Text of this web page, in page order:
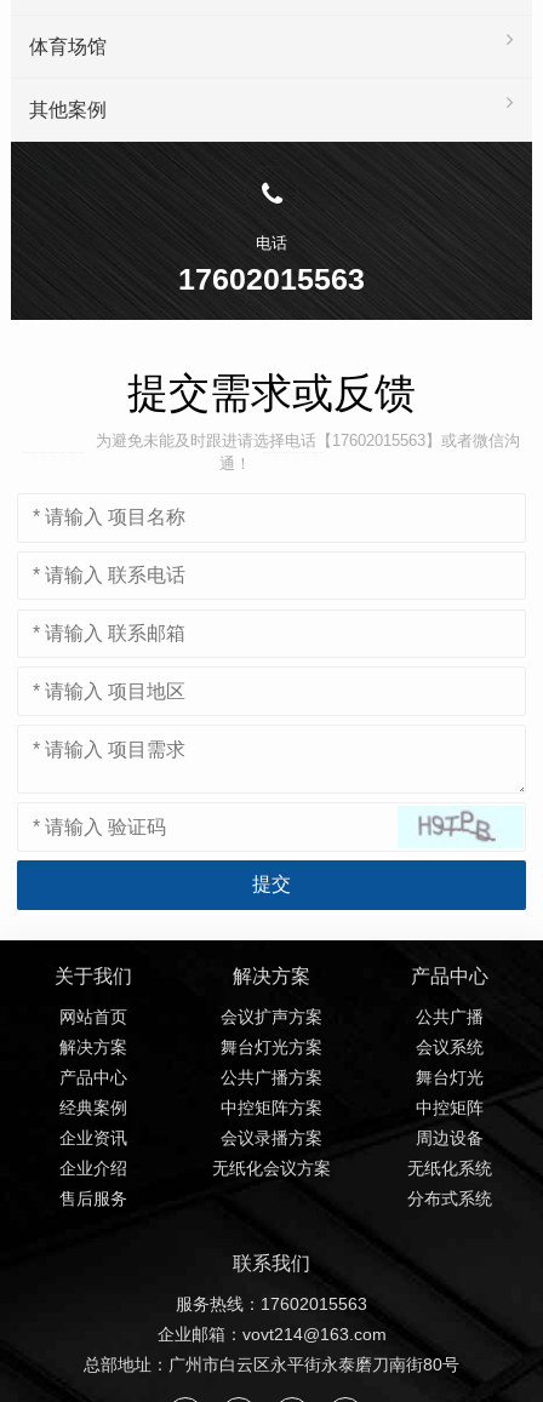
体育场馆
其他案例
电话
17602015563
提交需求或反馈
为避免未能及时跟进请选择电话【17602015563】或者微信沟
通！
关于我们
网站首页
解决方案
产品中心
经典案例
企业资讯
企业介绍
售后服务
解决方案
会议扩声方案
舞台灯光方案
公共广播方案
中控矩阵方案
会议录播方案
无纸化会议方案
产品中心
公共广播
会议系统
舞台灯光
中控矩阵
周边设备
无纸化系统
分布式系统
联系我们
服务热线：17602015563
企业邮箱：vovt214@163.com
总部地址：广州市白云区永平街永泰磨刀南街80号